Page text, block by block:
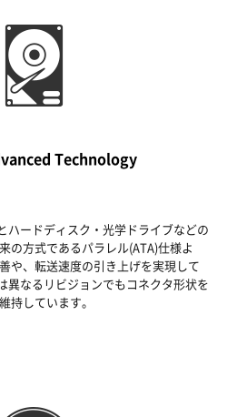
Technology
ハードディスク・光学ドライブなどの
の方式であるパラレル(ATA)仕様よ
や、転送速度の引き上げを実現して
異なるリビジョンでもコネクタ形状を
持しています。